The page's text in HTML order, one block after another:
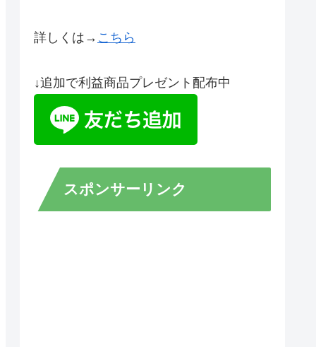
詳しくは→ こちら
↓追加で利益商品プレゼント配布中
スポンサーリンク